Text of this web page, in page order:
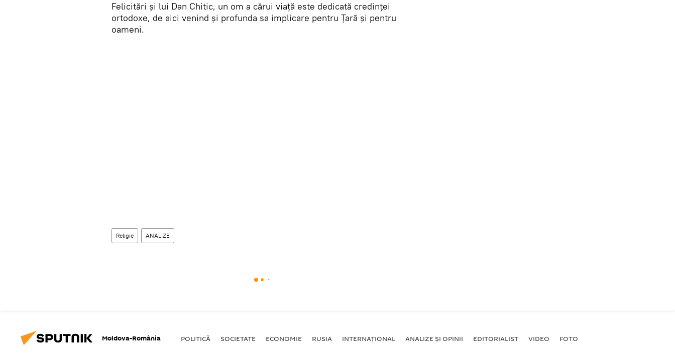
Felicitări și lui Dan Chitic, un om a cărui viață este dedicată credinței
ortodoxe, de aici venind și profunda sa implicare pentru Țară și pentru
oameni.
Religie ANALIZE
Moldova-România POLITICĂ SOCIETATE ECONOMIE RUSIA INTERNAŢIONAL ANALIZE ȘI OPINII EDITORIALIST VIDEO FOTO